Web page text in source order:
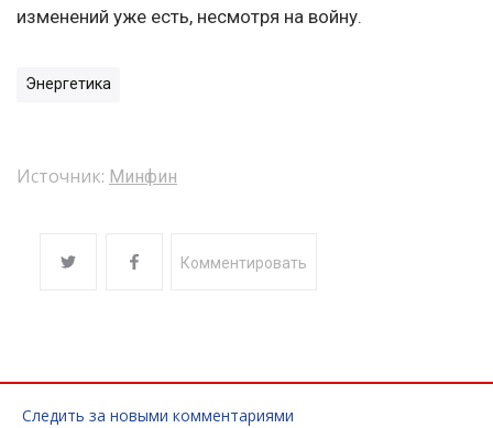
изменений уже есть, несмотря на войну.
Энергетика
Источник: Минфин
Комментировать
Следить за новыми комментариями